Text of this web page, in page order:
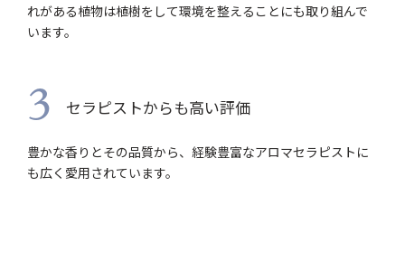
れがある植物は植樹をして環境を整えることにも取り組んで
います。
3 セラピストからも高い評価
豊かな香りとその品質から、経験豊富なアロマセラピストに
も広く愛用されています。